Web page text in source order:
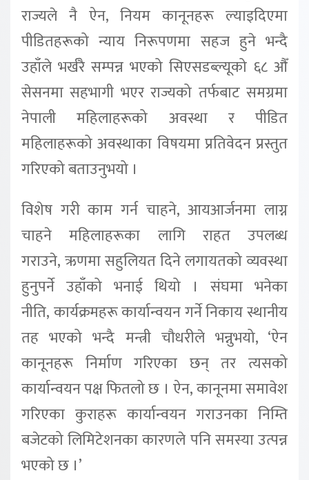
राज्यले नै ऐन,नियम कानूनहरू ल्याइदिएमा
पीडितहरूको न्याय निरूपणमा सहज हुने भन्दै
उहाँले भर्खरै सम्पन्न भएको सिएसडब्ल्यूको ६८ औँ
सेसनमा सहभागी भएर राज्यको तर्फबाट समग्रमा
नेपाली महिलाहरूको अवस्था र पीडित
महिलाहरूको अवस्थाका विषयमा प्रतिवेदन प्रस्तुत
गरिएको बताउनुभयो ।
विशेष गरी काम गर्न चाहने,आयआर्जनमा लाग्न
चाहने महिलाहरूका लागि राहत उपलब्ध
गराउने,ऋणमा सहुलियत दिनेलगायतको व्यवस्था
हुनुपर्ने उहाँको भनाई थियो । संघमा भनेका
नीति,कार्यक्रमहरू कार्यान्वयन गर्ने निकाय स्थानीय
तह भएको भन्दै मन्त्री चौधरीले भन्नुभयो, ‘ऐन
कानूनहरू निर्माण गरिएका छन् तर त्यसको
कार्यान्वयन पक्ष फितलो छ । ऐन,कानूनमा समावेश
गरिएका कुराहरू कार्यान्वयन गराउनका निम्ति
बजेटको लिमिटेशनकाकारणले पनि समस्या उत्पन्न
भएको छ ।’